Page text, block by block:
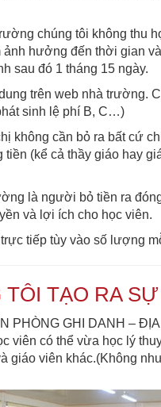
chúng tôi không thu
hưởng đến thời gian
sau đó 1 tháng 15 ngày.
trên web nhà trường.
sinh lệ phí B, C…)
không cần bỏ ra bất cứ
(kể cả thầy giáo hay
là người bỏ tiền ra
và lợi ích cho học viên.
tiếp tùy vào số lượng
TẠO RA
PHÒNG GHI DANH –
viên có thể vừa học lý
giáo viên khác.(Không